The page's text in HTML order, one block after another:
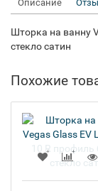
Описание
Шторка на ванну
стекло сатин
Похожие